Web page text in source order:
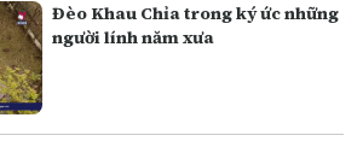
Đèo Khau Chỉa trong ký ức những
người lính năm xưa